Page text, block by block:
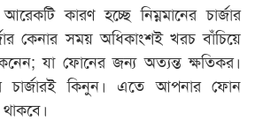
কারণ হচ্ছে নিম্নমানের চার্জার
কেনার সময় অধিকাংশই খরচ বাঁচিয়ে
যা ফোনের জন্য অত্যন্ত ক্ষতিকর।
চার্জারই কিনুন। এতে আপনার ফোন